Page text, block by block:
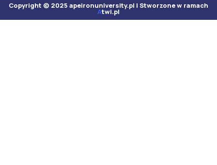
Copyright © 2025 apeironuniversity.pl | Stworzone w ramach
Atwi.pl